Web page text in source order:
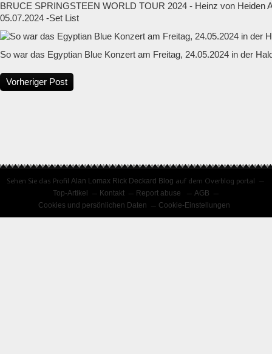
BRUCE SPRINGSTEEN WORLD TOUR 2024 - Heinz von Heiden
05.07.2024 -Set List
So war das Egyptian Blue Konzert am Freitag, 24.05.2024 in der
Vorheriger Post
Sehen Sie das ProfilAlan Lomax Rick Deckard Blog auf dem Overblog portal
Top-Artikel
Kontakt Report abuse
AGB
Cookies und persönlichen Daten
Cookie-Einstellungen